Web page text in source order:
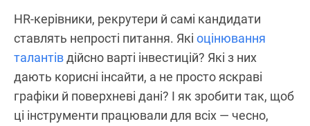
HR-керівники, рекрутери й самі кандидати
ставлять непрості питання. Які оцінювання
талантівдійсно варті інвестицій? Які з них
дають корисні інсайти, а не просто яскраві
графіки й поверхневі дані? І як зробити так, щоб
ці інструменти працювали для всіх — чесно,